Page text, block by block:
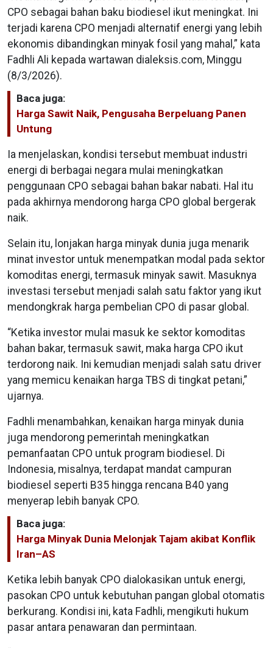
CPO sebagai bahan baku biodiesel ikut meningkat. Ini
terjadi karena CPO menjadi alternatif energi yang lebih
ekonomis dibandingkan minyak fosil yang mahal,” kata
Fadhli Ali kepada wartawan dialeksis.com, Minggu
(8/3/2026).
Baca juga:
Harga Sawit Naik, Pengusaha Berpeluang Panen
Untung
Ia menjelaskan, kondisi tersebut membuat industri
energi di berbagai negara mulai meningkatkan
penggunaan CPO sebagai bahan bakar nabati. Hal itu
pada akhirnya mendorong harga CPO global bergerak
naik.
Selain itu, lonjakan harga minyak dunia juga menarik
minat investor untuk menempatkan modal pada sektor
komoditas energi, termasuk minyak sawit. Masuknya
investasi tersebut menjadi salah satu faktor yang ikut
mendongkrak harga pembelian CPO di pasar global.
“Ketika investor mulai masuk ke sektor komoditas
bahan bakar, termasuk sawit, maka harga CPO ikut
terdorong naik. Ini kemudian menjadi salah satu driver
yang memicu kenaikan harga TBS di tingkat petani,”
ujarnya.
Fadhli menambahkan, kenaikan harga minyak dunia
juga mendorong pemerintah meningkatkan
pemanfaatan CPO untuk program biodiesel. Di
Indonesia, misalnya, terdapat mandat campuran
biodiesel seperti B35 hingga rencana B40 yang
menyerap lebih banyak CPO.
Baca juga:
Harga Minyak Dunia Melonjak Tajam akibat Konflik
Iran–AS
Ketika lebih banyak CPO dialokasikan untuk energi,
pasokan CPO untuk kebutuhan pangan global otomatis
berkurang. Kondisi ini, kata Fadhli, mengikuti hukum
pasar antara penawaran dan permintaan.